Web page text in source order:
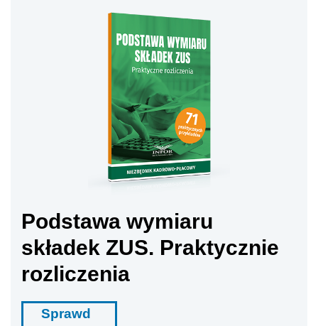
Podstawa wymiaru
składek ZUS. Praktycznie
rozliczenia
Sprawd